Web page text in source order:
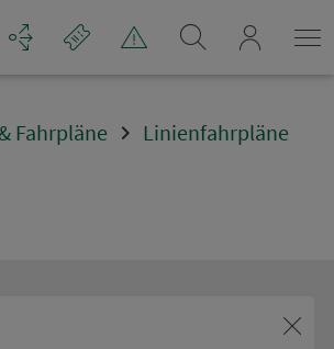
Fahrpläne
Linienfahrpläne